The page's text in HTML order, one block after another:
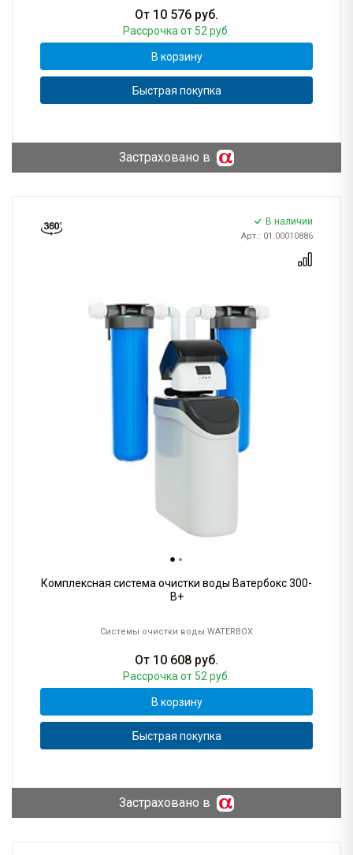
От 10 576 руб.
Рассрочка от 52 руб.
В корзину
Быстрая покупка
Застраховано в
В наличии
Арт.: 01.00010886
Комплексная система очистки воды Ватербокс 300-
B+
Системы очистки воды WATERBOX
От 10 608 руб.
Рассрочка от 52 руб.
В корзину
Быстрая покупка
Застраховано в